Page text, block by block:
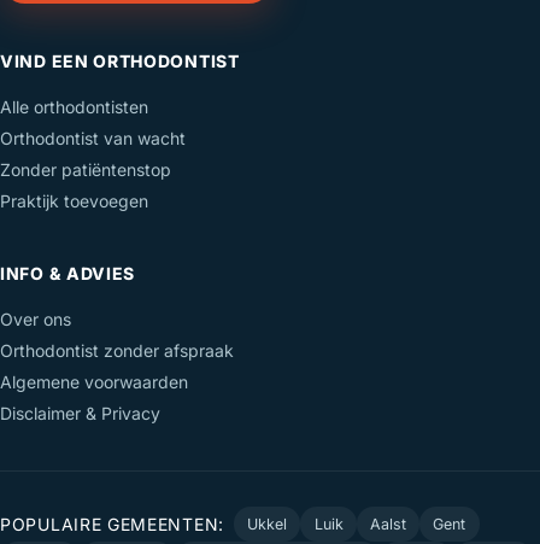
VIND EEN ORTHODONTIST
Alle orthodontisten
Orthodontist van wacht
Zonder patiëntenstop
Praktijk toevoegen
INFO & ADVIES
Over ons
Orthodontist zonder afspraak
Algemene voorwaarden
Disclaimer & Privacy
POPULAIRE GEMEENTEN: Ukkel Luik Aalst Gent